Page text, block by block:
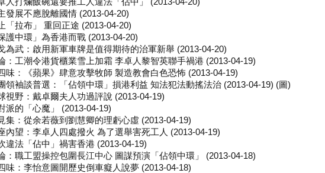
發展不應脫離國情 (2013-04-20)
「拉布」 重回正途 (2013-04-20)
護中環」為香港而戰 (2013-04-20)
為武：啟用新軍車牌是值得期待的治軍新舉 (2013-04-20)
：工潮令港貨櫃業雪上加霜 李卓人黎智英聯手禍港 (2013-04-19)
味：《蘋果》肆意攻擊牧師 製造教會白色恐怖 (2013-04-19)
領袖談普選：「佔領中環」損港利益 知法犯法動搖法治 (2013-04-19) (圖)
視野：戴卓爾夫人功過評說 (2013-04-19)
派的「心魔」 (2013-04-19)
集：從余若薇到劉慧卿的理虧心虛 (2013-04-19)
內望：李卓人四處撥火 為了選舉害死工人 (2013-04-19)
違法「佔中」禍害香港 (2013-04-19)
：職工盟操控包圍長江中心 圖謀預演「佔領中環」 (2013-04-18)
味：李怡意圖開歷史倒車癡人說夢 (2013-04-18)